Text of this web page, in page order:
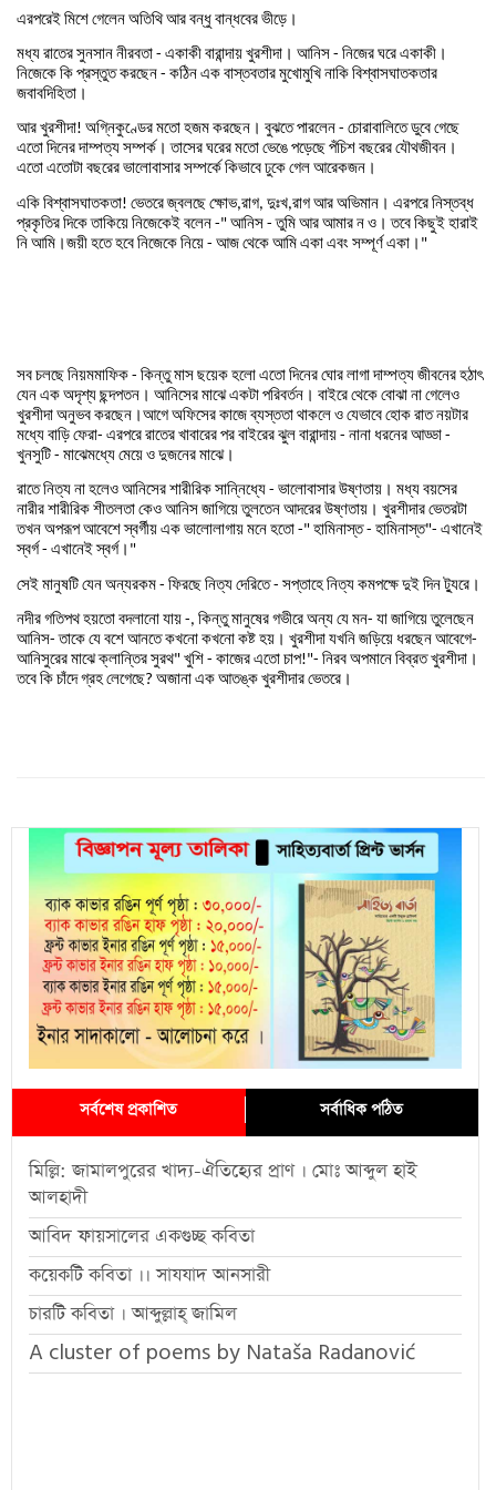
এরপরেইমিশেগেলেনঅতিথিআরবন্ধুবান্ধবেরভীড়ে ।
মধ্যরাতেরসুনসাননীরবতা - একাকীবারান্দায়খুরশীদা । আনিস - নিজেরঘরেএকাকী ।
নিজেকেকিপ্রস্তুতকরছেন - কঠিনএকবাস্তবতারমুখোমুখিনাকিবিশ্বাসঘাতকতার
জবাবদিহিতা ।
আরখুরশীদা! অগ্নিকুণ্ডেরমতোহজমকরছেন । বুঝতেপারলেন - চোরাবালিতেডুবেগেছে
এতোদিনেরদাম্পত্যসম্পর্ক । তাসেরঘরেরমতোভেঙেপড়েছেপঁচিশবছরেরযৌথজীবন ।
এতোএতোটাবছরেরভালোবাসারসম্পর্কেকিভাবেঢুকেগেলআরেকজন ।
একিবিশ্বাসঘাতকতা! ভেতরেজ্বলছেক্ষোভ,রাগ, দুঃখ,রাগআরঅভিমান । এরপরেনিস্তব্ধ
প্রকৃতিরদিকেতাকিয়েনিজেকেইবলেন -" আনিস -তুমিআরআমারনও । তবেকিছুইহারাই
নিআমি ।জয়ীহতেহবেনিজেকেনিয়ে - আজথেকেআমিএকাএবং সম্পূর্ণএকা । "
সবচলছেনিয়মমাফিক - কিন্তুমাসছয়েকহলোএতোদিনেরঘোরলাগাদাম্পত্যজীবনেরহঠাৎ
যেনএকঅদৃশ্যছন্দপতন । আনিসেরমাঝেএকটাপরিবর্তন । বাইরেথেকেবোঝানাগেলেও
খুরশীদাঅনুভবকরছেন ।আগেঅফিসেরকাজেব্যস্ততাথাকলেওযেভাবেহোকরাতনয়টার
মধ্যেবাড়িফেরা- এরপরেরাতেরখাবারেরপরবাইরেরঝুলবারান্দায় - নানাধরনেরআড্ডা -
খুনসুটি - মাঝেমধ্যেমেয়েওদুজনেরমাঝে।
রাতেনিত্যনাহলেওআনিসেরশারীরিকসান্নিধ্যে - ভালোবাসারউষ্ণতায় । মধ্যবয়সের
নারীরশারীরিকশীতলতাকেওআনিসজাগিয়েতুলতেনআদরেরউষ্ণতায় । খুরশীদারভেতরটা
তখনঅপরূপআবেশেস্বর্গীয়একভালোলাগায়মনেহতো -" হামিনাস্ত- হামিনাস্ত"- এখানেই
স্বর্গ - এখানেইস্বর্গ । "
সেইমানুষটিযেনঅন্যরকম - ফিরছেনিত্যদেরিতে- সপ্তাহেনিত্যকমপক্ষেদুইদিনট্যুরে ।
নদীরগতিপথহয়তোবদলানোযায় -, কিন্তুমানুষেরগভীরেঅন্যযেমন- যাজাগিয়েতুলেছেন
আনিস-তাকেযেবশেআনতেকখনোকখনোকষ্টহয় । খুরশীদাযখনিজড়িয়েধরছেনআবেগে-
আনিসুরেরমাঝেক্লান্তিরসুরথ" খুশি - কাজেরএতোচাপ!"- নিরবঅপমানেবিব্রতখুরশীদা ।
তবেকিচাঁদেগ্রহলেগেছে? অজানাএকআতঙ্কখুরশীদারভেতরে ।
সর্বশেষ প্রকাশিত সর্বাধিক পঠিত
মিল্লি: জামালপুরের খাদ্য-ঐতিহ্যের প্রাণ । মোঃ আব্দুল হাই
আলহাদী
আবিদ ফায়সালের একগুচ্ছ কবিতা
কয়েকটি কবিতা ।। সাযযাদ আনসারী
চারটি কবিতা । আব্দুল্লাহ্ জামিল
A cluster of poems by Nataša Radanović